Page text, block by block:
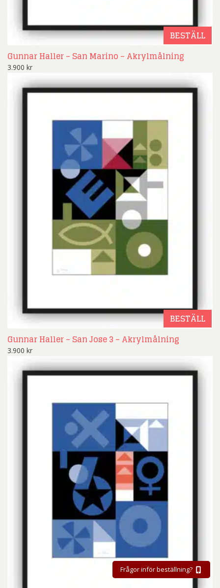
BESTÄLL
Gunnar Haller – San Marino – Akrylmålning
3.900 kr
BESTÄLL
Gunnar Haller – San Jose 3 – Akrylmålning
3.900 kr
Frågor inför beställning?